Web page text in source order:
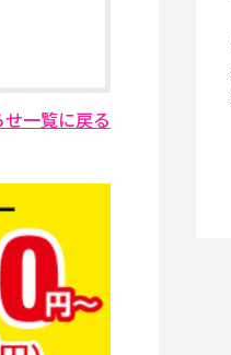
一覧に戻る